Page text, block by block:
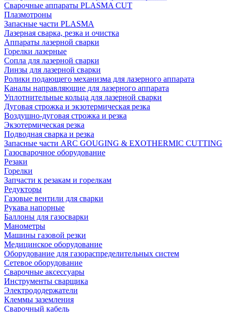
Сварочные аппараты PLASMA CUT
Плазмотроны
Запасные части PLASMA
Лазерная сварка, резка и очистка
Аппараты лазерной сварки
Горелки лазерные
Сопла для лазерной сварки
Линзы для лазерной сварки
Ролики подающего механизма для лазерного аппарата
Каналы направляющие для лазерного аппарата
Уплотнительные кольца для лазерной сварки
Дуговая строжка и экзотермическая резка
Воздушно-дуговая строжка и резка
Экзотермическая резка
Подводная сварка и резка
Запасные части ARC GOUGING & EXOTHERMIC CUTTING
Газосварочное оборудование
Резаки
Горелки
Запчасти к резакам и горелкам
Редукторы
Газовые вентили для сварки
Рукава напорные
Баллоны для газосварки
Манометры
Машины газовой резки
Медицинское оборудование
Оборудование для газораспределительных систем
Сетевое оборудование
Сварочные аксессуары
Инструменты сварщика
Электрододержатели
Клеммы заземления
Сварочный кабель